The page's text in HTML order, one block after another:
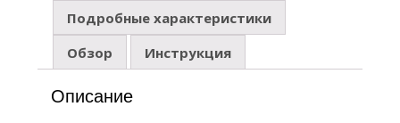
Подробные характеристики
Обзор
Инструкция
Описание